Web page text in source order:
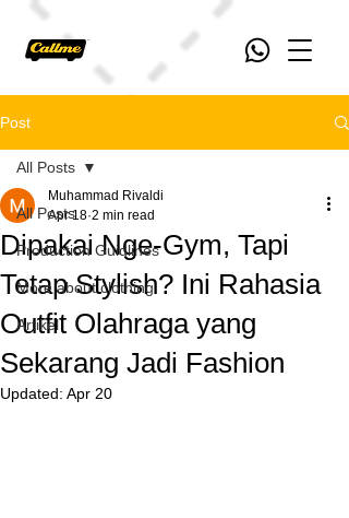
Post
All Posts
Production Guidlines
More about clothing
Artikel
All Posts
Dipakai Nge-Gym, Tapi
Tetap Stylish? Ini Rahasia
Outfit Olahraga yang
Sekarang Jadi Fashion
Muhammad Rivaldi
Apr 18 2 min read
Updated: Apr 20